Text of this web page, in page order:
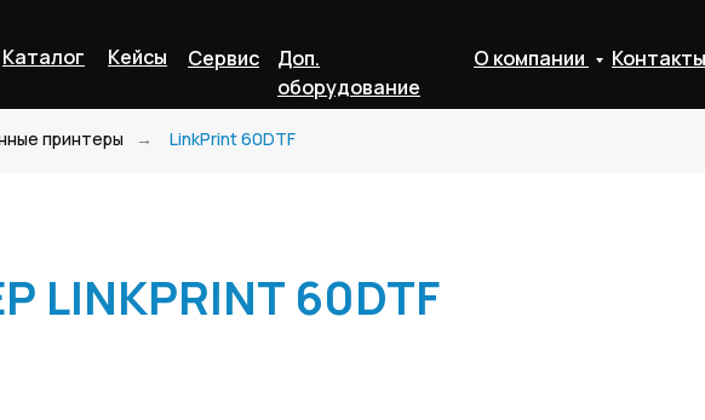
Каталог Сервис
Кейсы О компании
Доп.
оборудование
Контакты
принтеры → LinkPrint 60DTF
LINKPRINT 60DTF